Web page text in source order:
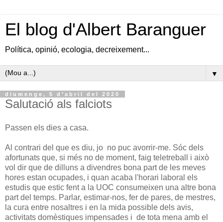
El blog d'Albert Baranguer
Política, opinió, ecologia, decreixement...
▼
diumenge, 5 d’abril del 2020
Salutació als falciots
Passen els dies a casa.
Al contrari del que es diu, jo no puc avorrir-me. Sóc dels
afortunats que, si més no de moment, faig teletreball i això
vol dir que de dilluns a divendres bona part de les meves
hores estan ocupades, i quan acaba l'horari laboral els
estudis que estic fent a la UOC consumeixen una altre bona
part del temps. Parlar, estimar-nos, fer de pares, de mestres,
la cura entre nosaltres i en la mida possible dels avis,
activitats domèstiques impensades i de tota mena amb el